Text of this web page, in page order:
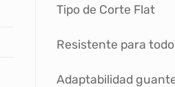
Tipo de Corte Flat
Resistente para
Adaptabilidad